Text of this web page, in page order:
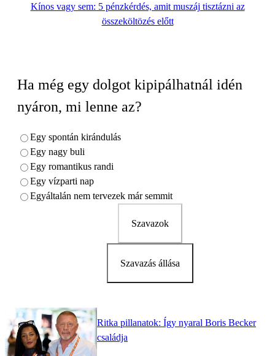
Kínos vagy sem: 5 pénzkérdés, amit muszáj tisztázni az
összeköltözés előtt
Ha még egy dolgot kipipálhatnál idén
nyáron, mi lenne az?
Egy spontán kirándulás
Egy nagy buli
Egy romantikus randi
Egy vízparti nap
Egyáltalán nem tervezek már semmit
Szavazok
Szavazás állása
Ritka pillanatok: Így nyaral Boris Becker
családja